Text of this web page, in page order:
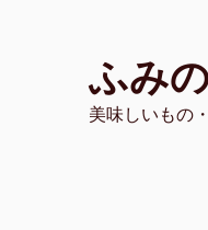
ふみ
美味しいもの